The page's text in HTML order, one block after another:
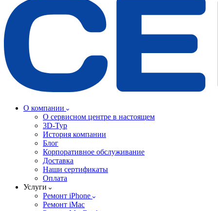
О компании
О сервисном центре в настоящем
3D-Тур
История компании
Блог
Корпоративное обслуживание
Доставка
Наши сертификаты
Оплата
Услуги
Ремонт iPhone
Ремонт iMac